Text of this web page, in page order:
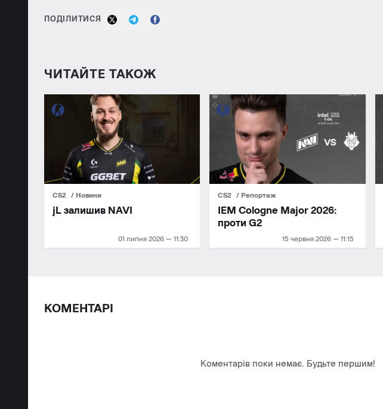
ПОДІЛИТИСЯ
ЧИТАЙТЕ ТАКОЖ
CS2 Новини
01 липня 2026 — 11:30
jL залишив NAVI
CS2 Репортаж
15 червня 2026 — 11:15
IEM Cologne Major 2026:
проти G2
КОМЕНТАРІ
Коментарів поки немає. Будьте першим!